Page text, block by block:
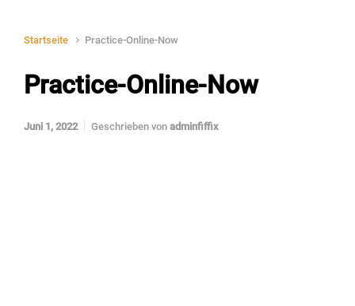
Startseite Practice-Online-Now
Practice-Online-Now
Juni 1, 2022 Geschrieben von adminfiffix